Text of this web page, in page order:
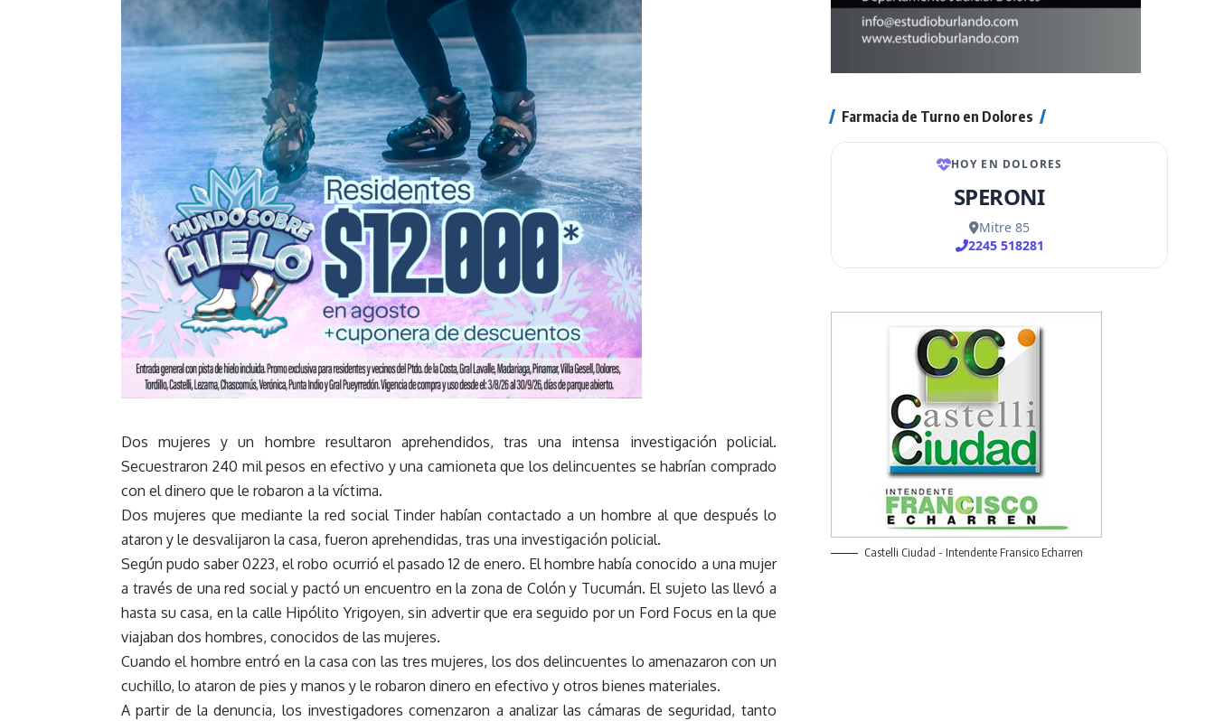
Dos mujeres y un hombre resultaron aprehendidos, tras una intensa investigación policial.
Secuestraron 240 mil pesos en efectivo y una camioneta que los delincuentes se habrían comprado
con el dinero que le robaron a la víctima.
Dos mujeres que mediante la red social Tinder habían contactado a un hombre al que después lo
ataron y le desvalijaron la casa, fueron aprehendidas, tras una investigación policial.
Según pudo saber 0223, el robo ocurrió el pasado 12 de enero. El hombre había conocido a una mujer
a través de una red social y pactó un encuentro en la zona de Colón y Tucumán. El sujeto las llevó a
hasta su casa, en la calle Hipólito Yrigoyen, sin advertir que era seguido por un Ford Focus en la que
viajaban dos hombres, conocidos de las mujeres.
Cuando el hombre entró en la casa con las tres mujeres, los dos delincuentes lo amenazaron con un
cuchillo, lo ataron de pies y manos y le robaron dinero en efectivo y otros bienes materiales.
A partir de la denuncia, los investigadores comenzaron a analizar las cámaras de seguridad, tanto
Farmacia de Turno en Dolores
Castelli Ciudad - Intendente Fransico Echarren